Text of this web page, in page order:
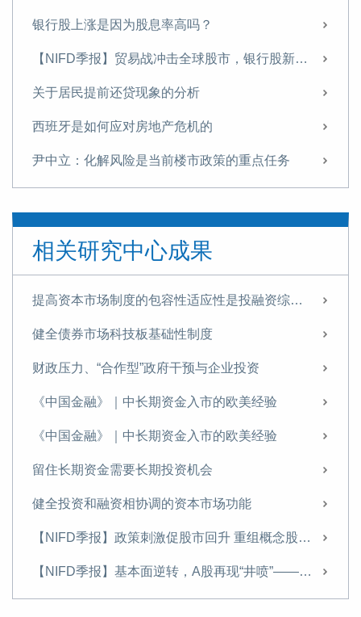
银行股上涨是因为股息率高吗？
【NIFD季报】贸易战冲击全球股市，银行股新高之后存隐忧——2025年第二季度股票市场
关于居民提前还贷现象的分析
西班牙是如何应对房地产危机的
尹中立：化解风险是当前楼市政策的重点任务
【NIFD季报】政策刺激促股市回升 重组概念股波动加大——2024年度股票市场
尹中立：征收房地产税的难点及对策
征收房地产税的难点及对策
货币政策如何支持住房租赁业发展？
尹中立专栏丨需关注股市资金的虹吸效应
需关注股市资金的虹吸效应
不断完善“市场+保障”的住房供应体系
【NIFD季报】热门赛道股估值回归，“壳价值”升温——2023年度股票市场
相关研究中心成果
提高资本市场制度的包容性适应性是投融资综合改革的核心目标
健全债券市场科技板基础性制度
财政压力、“合作型”政府干预与企业投资
《中国金融》｜中长期资金入市的欧美经验
《中国金融》｜中长期资金入市的欧美经验
留住长期资金需要长期投资机会
健全投资和融资相协调的资本市场功能
【NIFD季报】政策刺激促股市回升 重组概念股波动加大——2024年度股票市场
【NIFD季报】基本面逆转，A股再现“井喷”——2024Q3股票市场